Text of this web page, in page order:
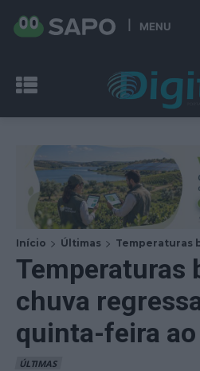
MENU
Início Últimas Temperaturas
Temperaturas
chuva
quinta-feira
ÚLTIMAS